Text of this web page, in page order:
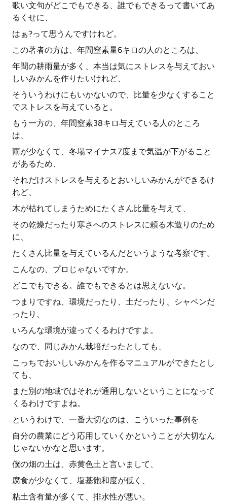
歌い文句がどこでもできる、誰でもできるって書いてあ
るくせに、
はぁ?って思うんですけれど。
この著者の方は、年間窒素量6キロの人のところは、
年間の耕雨量が多く、本当は気にストレスを与えておい
しいみかんを作りたいけれど、
そういうわけにもいかないので、比量を少なくすること
でストレスを与えていると。
もう一方の、年間窒素38キロ与えている人のところ
は、
雨が少なくて、冬場マイナス7度まで気温が下がること
があるため、
それだけストレスを与えるとおいしいみかんができるけ
れど、
木が枯れてしまうためにたくさん比量を与えて、
その乾燥だったり寒さへのストレスに頼る木造りのため
に、
たくさん比量を与えているんだというような考察です。
こんなの、プロじゃないですか。
どこでもできる。誰でもできるとは思えないな。
つまりですね、環境だったり、土だったり、シャベンだ
ったり、
いろんな環境が違ってくるわけですよ。
なので、同じみかん栽培だったとしても、
こっちでおいしいみかんを作るマニュアルができたとし
ても、
また別の地域ではそれが通用しないということになって
くるわけですよね。
というわけで、一番大切なのは、こういった事例を
自分の農業にどう応用していくかということが大切なん
じゃないかなと思います。
僕の畑の土は、赤黄色土と言いまして、
腐食が少なくて、塩基飽和度が低く、
粘土含有量が多くて、排水性が悪い。